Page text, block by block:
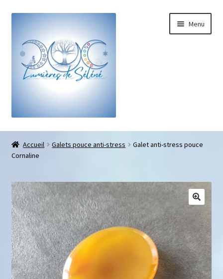
Menu
Boutique
Bracelets sur-mesure
Galets pouce anti-stress
Pendentifs sifflet et fioles
Mini géodes
Bougies lithothérapie
Accueil Galets pouce anti-stress
Galet anti-stress pouce
Cornaline